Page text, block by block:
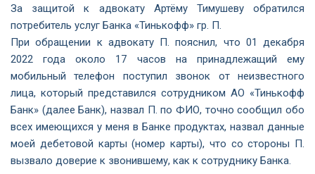
За защитой к адвокату Артёму Тимушеву обратился
потребитель услуг Банка «Тинькофф» гр. П.
При обращении к адвокату П. пояснил, что 01 декабря
2022 года около 17 часов на принадлежащий ему
мобильный телефон поступил звонок от неизвестного
лица, который представился сотрудником АО «Тинькофф
Банк» (далее Банк), назвал П. по ФИО, точно сообщил обо
всех имеющихся у меня в Банке продуктах, назвал данные
моей дебетовой карты (номер карты), что со стороны П.
вызвало доверие к звонившему, как к сотруднику Банка.